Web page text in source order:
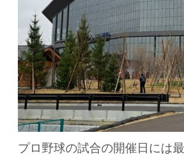
プロ野球の試合の開催日には